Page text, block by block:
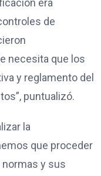
era
de
necesita que los
y reglamento del
puntualizó.
la
que proceder
normas y sus